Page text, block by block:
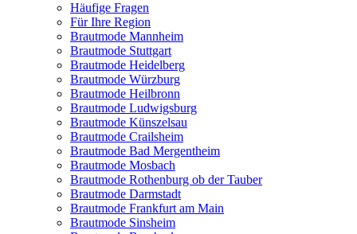
Häufige Fragen
Für Ihre Region
Brautmode Mannheim
Brautmode Stuttgart
Brautmode Heidelberg
Brautmode Würzburg
Brautmode Heilbronn
Brautmode Ludwigsburg
Brautmode Künszelsau
Brautmode Crailsheim
Brautmode Bad Mergentheim
Brautmode Mosbach
Brautmode Rothenburg ob der Tauber
Brautmode Darmstadt
Brautmode Frankfurt am Main
Brautmode Sinsheim